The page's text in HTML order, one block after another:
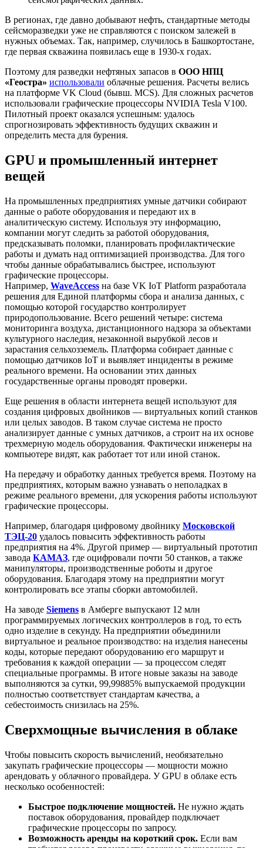
В регионах, где давно добывают нефть, стандартные методы
сейсморазведки уже не справляются с поиском залежей в
нужных объемах. Так, например, случилось в Башкортостане,
где первая скважина появилась еще в 1930-х годах.
Поэтому для разведки нефтяных запасов в ООО НПЦ
«Геостра» использовали облачные решения. Расчеты велись
на платформе VK Cloud (бывш. MCS). Для сложных расчетов
использовали графические процессоры NVIDIA Tesla V100.
Пилотный проект оказался успешным: удалось
спрогнозировать эффективность будущих скважин и
определить места для бурения.
GPU и промышленный интернет
вещей
На промышленных предприятиях умные датчики собирают
данные о работе оборудования и передают их в
аналитическую систему. Используя эту информацию,
компании могут следить за работой оборудования,
предсказывать поломки, планировать профилактические
работы и думать над оптимизацией производства. Для того
чтобы данные обрабатывались быстрее, используют
графические процессоры.
Например, WaveAccess на базе VK IoT Platform разработала
решения для Единой платформы сбора и анализа данных, с
помощью которой государство контролирует
природопользование. Всего решений четыре: система
мониторинга воздуха, дистанционного надзора за объектами
культурного наследия, незаконной вырубкой лесов и
зарастания сельхозземель. Платформа собирает данные с
помощью датчиков IoT и выявляет инциденты в режиме
реального времени. На основании этих данных
государственные органы проводят проверки.
Еще решения в области интернета вещей используют для
создания цифровых двойников — виртуальных копий станков
или целых заводов. В таком случае система не просто
анализирует данные с умных датчиков, а строит на их основе
трехмерную модель оборудования. Фактически инженеры на
компьютере видят, как работает тот или иной станок.
На передачу и обработку данных требуется время. Поэтому на
предприятиях, которым важно узнавать о неполадках в
режиме реального времени, для ускорения работы используют
графические процессоры.
Например, благодаря цифровому двойнику Московской
ТЭЦ-20 удалось повысить эффективность работы
предприятия на 4%. Другой пример — виртуальный прототип
завода КАМАЗ, где оцифровали почти 50 станков, а также
манипуляторы, производственные роботы и другое
оборудования. Благодаря этому на предприятии могут
контролировать все этапы сборки автомобилей.
На заводе Siemens в Амберге выпускают 12 млн
программируемых логических контроллеров в год, то есть
одно изделие в секунду. На предприятии объединили
виртуальное и реальное производство: на изделия нанесены
коды, которые передают оборудованию его маршрут и
требования к каждой операции — за процессом следят
специальные программы. В итоге новые заказы на заводе
выполняются за сутки, 99,99885% выпускаемой продукции
полностью соответствует стандартам качества, а
себестоимость снизилась на 25%.
Сверхмощные вычисления в облаке
Чтобы повысить скорость вычислений, необязательно
закупать графические процессоры — мощности можно
арендовать у облачного провайдера. У GPU в облаке есть
несколько особенностей:
Быстрое подключение мощностей. Не нужно ждать
поставок оборудования, провайдер подключает
графические процессоры по запросу.
Возможность аренды на короткий срок. Если вам